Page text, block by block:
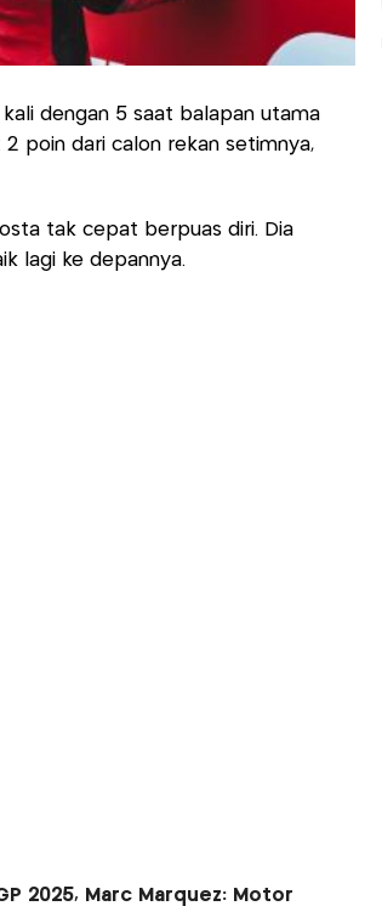
dengan 5 saat balapan utama
poin dari calon rekan setimnya,
tak cepat berpuas diri. Dia
lagi ke depannya.
2025, Marc Marquez: Motor